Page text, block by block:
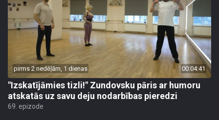
pirms 2 nedēļām, 1 dienas 00:04:41
"Izskatījāmies tizli!" Zundovsku pāris ar humoru
atskatās uz savu deju nodarbības pieredzi
69. epizode